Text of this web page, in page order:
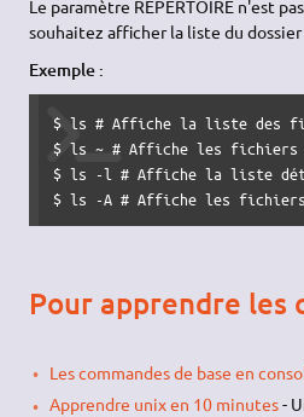
Le paramètre RÉPERTOIRE n'est
souhaitez afficher la liste du dossier
Exemple :
$ ls # Affiche la liste des
$ ls ~ # Affiche les fichiers
$ ls -l # Affiche la liste
$ ls -A # Affiche les fichiers
Pour apprendre les
Les commandes de base en
Apprendre unix en 10 minutes-